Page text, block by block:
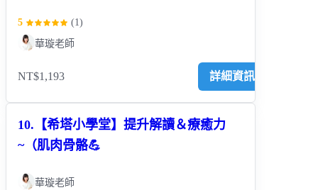
5 (1 )
華璇老師
NT$1,193 詳細資訊
10.【希塔小學堂】提升解讀＆療癒力
~（肌肉骨骼💪
華璇老師